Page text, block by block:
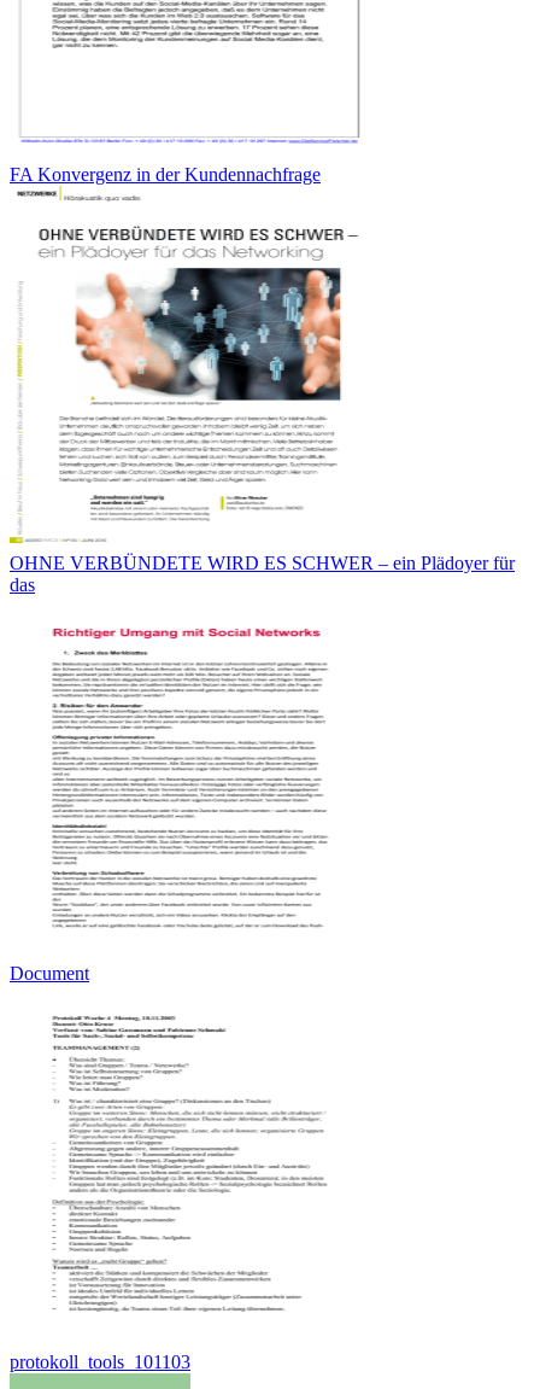
FA Konvergenz in der Kundennachfrage
OHNE VERBÜNDETE WIRD ES SCHWER – ein Plädoyer für
das
Document
protokoll_tools_101103